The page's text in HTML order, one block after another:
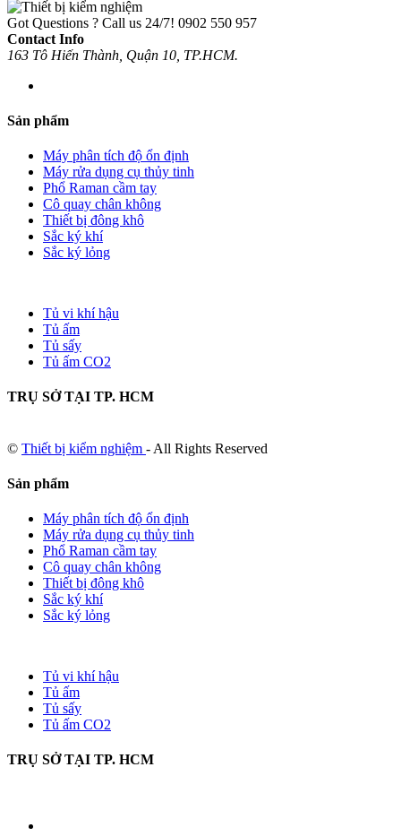
Got Questions ? Call us 24/7! 0902 550 957
Contact Info
163 Tô Hiến Thành, Quận 10, TP.HCM.
Sản phẩm
Máy phân tích độ ổn định
Máy rửa dụng cụ thủy tinh
Phổ Raman cầm tay
Cô quay chân không
Thiết bị đông khô
Sắc ký khí
Sắc ký lỏng
Tủ vi khí hậu
Tủ ấm
Tủ sấy
Tủ ấm CO2
TRỤ SỞ TẠI TP. HCM
© Thiết bị kiểm nghiệm - All Rights Reserved
Sản phẩm
Máy phân tích độ ổn định
Máy rửa dụng cụ thủy tinh
Phổ Raman cầm tay
Cô quay chân không
Thiết bị đông khô
Sắc ký khí
Sắc ký lỏng
Tủ vi khí hậu
Tủ ấm
Tủ sấy
Tủ ấm CO2
TRỤ SỞ TẠI TP. HCM